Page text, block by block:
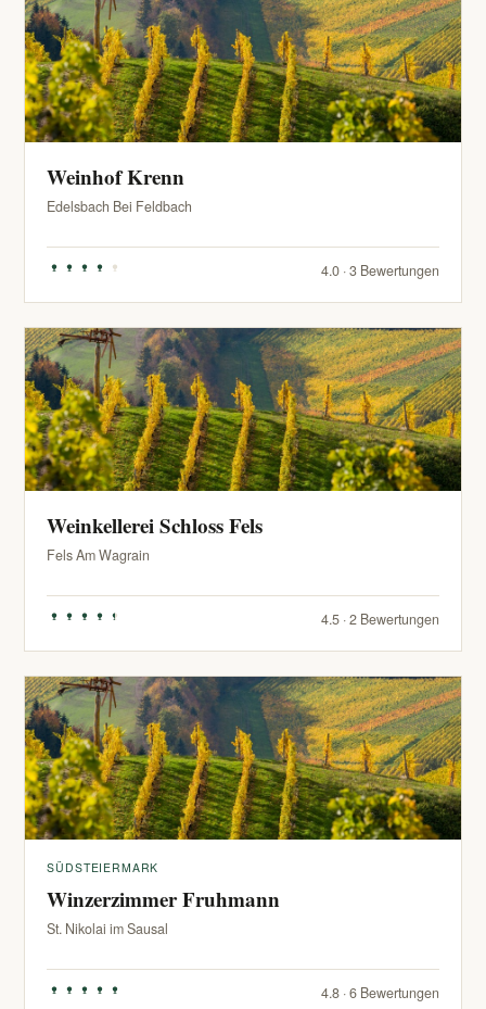
Weinhof Krenn
Edelsbach Bei Feldbach
4.0 · 3 Bewertungen
Weinkellerei Schloss Fels
Fels Am Wagrain
4.5 · 2 Bewertungen
SÜDSTEIERMARK
Winzerzimmer Fruhmann
St. Nikolai im Sausal
4.8 · 6 Bewertungen